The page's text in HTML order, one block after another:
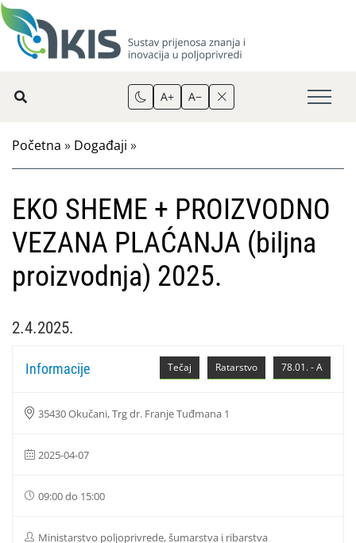
A+ A−
Početna » Događaji »
EKO SHEME + PROIZVODNO
VEZANA PLAĆANJA (biljna
proizvodnja) 2025.
2.4.2025.
78.01. - A
Ratarstvo
Tečaj
Informacije
35430 Okučani, Trg dr. Franje Tuđmana 1
2025-04-07
09:00 do 15:00
Ministarstvo poljoprivrede, šumarstva i ribarstva